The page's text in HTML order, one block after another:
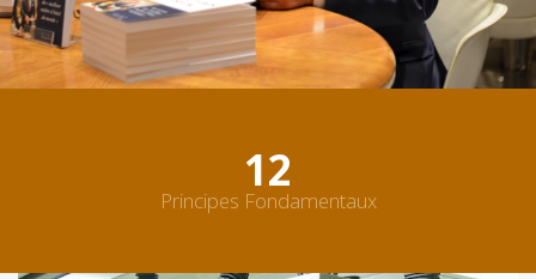
12
Principes Fondamentaux